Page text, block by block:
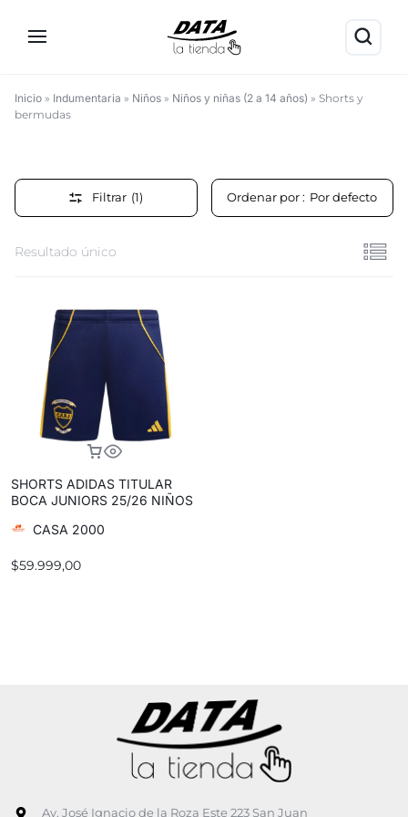
Inicio » Indumentaria » Niños » Niños y niñas (2 a 14 años) » Shorts y
bermudas
Shorts
y
bermudas
Filtrar (1) Ordenar por : Por defecto
Resultado único
SHORTS ADIDAS TITULAR
BOCA JUNIORS 25/26 NIÑOS
CASA 2000
$59.999,00
Av. José Ignacio de la Roza Este 223 San Juan